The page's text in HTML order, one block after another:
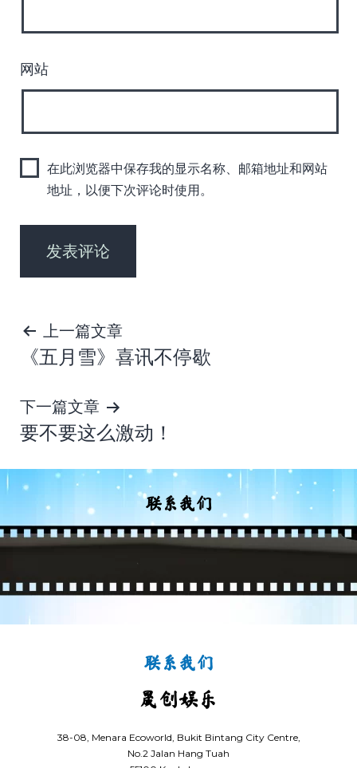
网站
在此浏览器中保存我的显示名称、邮箱地址和网站
地址，以便下次评论时使用。
文
章
导
航
上一篇文章
《五月雪》喜讯不停歇
下一篇文章
要不要这么激动！
联系我们
联系我们
晟创娱乐
38-08, Menara Ecoworld, Bukit Bintang City Centre,
No.2 Jalan Hang Tuah